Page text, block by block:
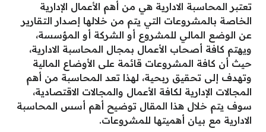
تعتبر المحاسبة الادارية هي من أهم الأعمال الإدارية
الخاصة بالمشروعات التي يتم من خلالها إصدار التقارير
عن الوضع المالي للمشروع أو الشركة أو المؤسسة،
ويهتم كافة أصحاب الأعمال بمجال المحاسبة الادارية،
حيث أن كافة المشروعات قائمة على الأوضاع المالية
وتهدف إلى تحقيق ربحية، لهذا تعد المحاسبة من أهم
المجالات الإدارية لكافة الأعمال والمجالات الاقتصادية،
سوف يتم خلال هذا المقال توضيح أهم أسس المحاسبة
الادارية مع بيان أهميتها للمشروعات.